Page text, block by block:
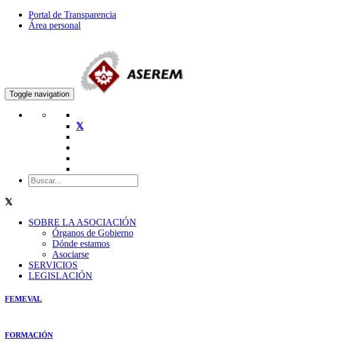
Portal de Transparencia
Área personal
Toggle navigation
SOBRE LA ASOCIACIÓN
Órganos de Gobierno
Dónde estamos
Asociarse
SERVICIOS
LEGISLACIÓN
FEMEVAL
FORMACIÓN